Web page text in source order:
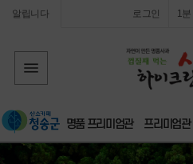
알립니다 1분
로그인
명품 프리미엄관 프리미엄관